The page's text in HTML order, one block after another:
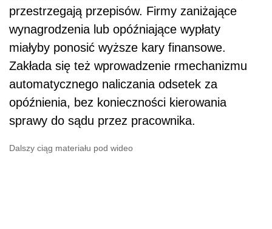
przestrzegają przepisów. Firmy zaniżające
wynagrodzenia lub opóźniające wypłaty
miałyby ponosić wyższe kary finansowe.
Zakłada się też wprowadzenie rmechanizmu
automatycznego naliczania odsetek za
opóźnienia, bez konieczności kierowania
sprawy do sądu przez pracownika.
Dalszy ciąg materiału pod wideo